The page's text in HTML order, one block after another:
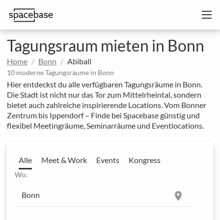
Tagungsraum mieten in Bonn
Home Bonn Abiball
10 moderne Tagungsräume in Bonn
Hier entdeckst du alle verfügbaren Tagungsräume in Bonn.
Die Stadt ist nicht nur das Tor zum Mittelrheintal, sondern
bietet auch zahlreiche inspirierende Locations. Vom Bonner
Zentrum bis Ippendorf – Finde bei Spacebase günstig und
flexibel Meetingräume, Seminarräume und Eventlocations.
Alle Meet & Work Events Kongress
Wo:
location_on